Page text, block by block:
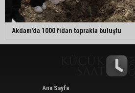
Akdam'da 1000 fidan toprakla buluştu
Ana Sayfa